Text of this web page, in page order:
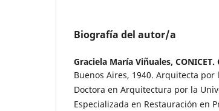
Biografía del autor/a
Graciela María Viñuales,
Buenos Aires, 1940. Arquitecta
Doctora en Arquitectura por la
Especializada en Restauración en